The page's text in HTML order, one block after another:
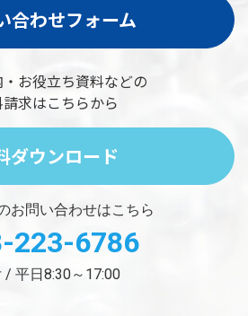
合わせフォーム
お役立ち資料などの
求はこちらから
ダウンロード
お問い合わせはこちら
223-6786
/ 平日8:30～17:00